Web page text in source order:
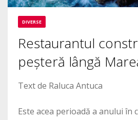
DIVERSE
Restaurantul
peșteră lângă
Text de Raluca Antuca
Este acea perioadă a anului în